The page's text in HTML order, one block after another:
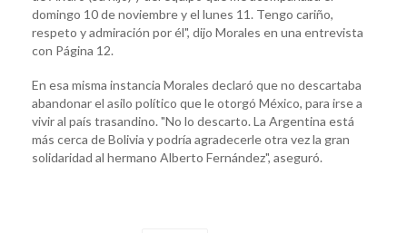
domingo 10 de noviembre y el lunes 11. Tengo cariño,
respeto y admiración por él", dijo Morales en una entrevista
con Página 12.
En esa misma instancia Morales declaró que no descartaba
abandonar el asilo político que le otorgó México, para irse a
vivir al país trasandino. "No lo descarto. La Argentina está
más cerca de Bolivia y podría agradecerle otra vez la gran
solidaridad al hermano Alberto Fernández", aseguró.